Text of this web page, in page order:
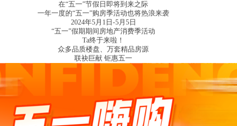
在“五一”节假日即将到来之际
一年一度的“五一”购房季活动也将热浪来袭
2024年5月1日-5月5日
“五一”假期期间房地产消费季活动
Ta终于来啦！
众多品质楼盘、万套精品房源
联袂巨献 钜惠五一